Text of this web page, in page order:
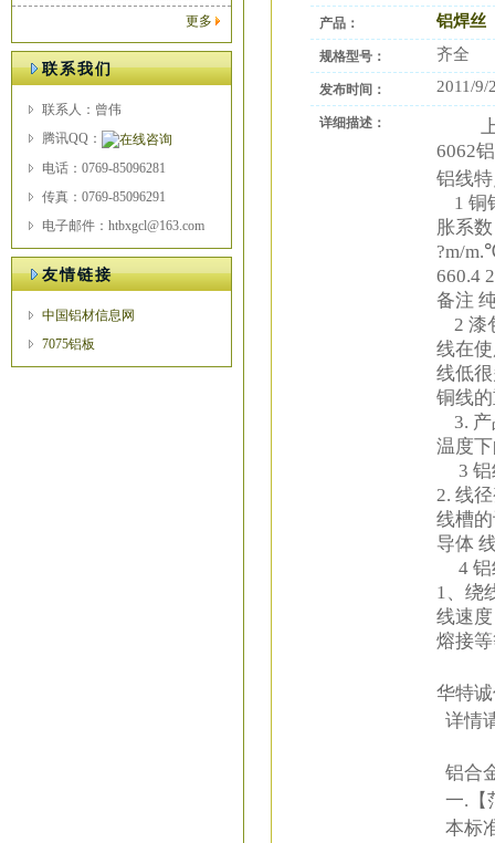
更多
联系我们
联系人：曾伟
腾讯QQ：
电话：0769-85096281
传真：0769-85096291
电子邮件：htbxgcl@163.com
友情链接
中国铝材信息网
7075铝板
产品： 铝焊丝
规格型号： 齐全
发布时间： 2011/9/
详细描述：
上海
6062
铝线
1 铜
胀系
?m/
660.4
备注
2 漆
线在
线低
铜线
3. 产
温度
3 铝
2. 线
线槽
导体
4 铝
1、绕
线速
熔接
华特
详情
铝合
一.【
本标